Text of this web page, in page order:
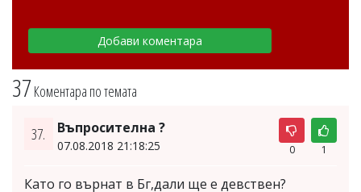
37 Коментара по темата
37. Въпросителна ?
07.08.2018 21:18:25 0 1
Като го върнат в Бг,дали ще е девствен?